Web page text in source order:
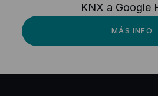
KNX a Google
MÁS INFO